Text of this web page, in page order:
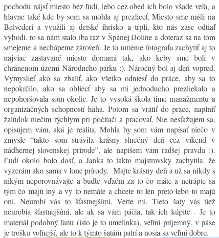
pochodu nájsť miesto bez ľudí, lebo cez obed ich bolo všade veľa, a
hlavne také kde by som sa mohla aj prezliecť. Miesto sme našli na
Belvederi a využili aj detské ihrisko a tŕpli, kto nás zase odtiaľ
vyhodí. to sa nám stalo iba raz v Španej Doline a doteraz sa na tom
smejeme a nechápeme zároveň. Je to umenie fotografa zachytiť aj to
najviac zastavané miesto domami tak, ako keby sme boli v
chránenom území Národného parku :). Náročný bol aj deň vopred.
Vymyslieť ako sa zbaliť, ako všetko odniesť do práce, aby sa to
nepokrčilo, ako sa obliecť aby sa mi jednoducho prezliekalo a
nepohoršovala som okolie. Je to vysoká škola time manažmentu a
organizačných schopností haha. Potom sa vrátiť do práce, naplniť
žalúdok niečim rýchlym pri počítači a pracovať. Nie nesťažujem sa,
opisujem vám, aká je realita. Mohla by som vám napísať niečo v
zmysle “takto som strávila krásny slnečný deň cez víkend v
nádhernej slovenskej prírode”, ale napíšem vám radšej pravdu :).
Ľudí okolo bolo dosť, a Janka to takto majstrovsky zachytila, že
vyzerám ako sama v lone prírody. Majte krásny deň a už sa nikdy s
nikým neporovnávajte a buďte vďační za to čo máte a netrápte sa
tým čo majú iný a vy to nemáte a chcete to len preto lebo to majú
oni. Neurobí vás to šťastnejšími. Verte mi. Tieto šaty vás tiež
neurobia šťastnejšími, ale ak sa vám páčia, tak ich kúpite . Je to
materiál podobný ľanu (isto je to umelinka), veľmi príjemný, v páse
je trošku voľnejší, ale to k týmto šatám patrí a nosia sa veľmi dobre.